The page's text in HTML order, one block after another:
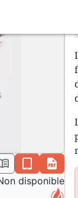
epub
pdf
disponible